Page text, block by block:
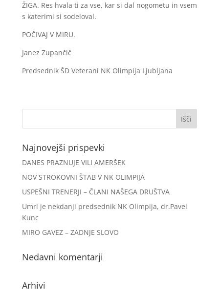
ŽIGA. Res hvala ti za vse, kar si dal nogometu in vsem
s katerimi si sodeloval.
POČIVAJ V MIRU.
Janez Zupančič
Predsednik ŠD Veterani NK Olimpija Ljubljana
Najnovejši prispevki
DANES PRAZNUJE VILI AMERŠEK
NOV STROKOVNI ŠTAB V NK OLIMPIJA
USPEŠNI TRENERJI – ČLANI NAŠEGA DRUŠTVA
Umrl je nekdanji predsednik NK Olimpija, dr.Pavel
Kunc
MIRO GAVEZ – ZADNJE SLOVO
Nedavni komentarji
Arhivi